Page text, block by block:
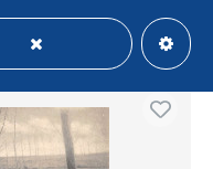
Profesional